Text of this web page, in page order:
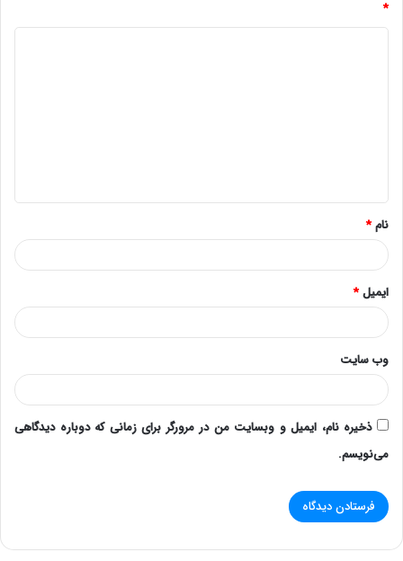
*
*
نام*
ایمیل*
وب‌ سایت
ذخیره نام، ایمیل و وبسایت من در مرورگر برای زمانی که دوباره دیدگاهی
می‌نویسم.